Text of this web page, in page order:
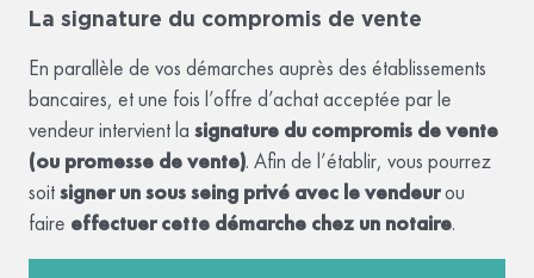
La signature du compromis de vente
En parallèle de vos démarches auprès des établissements
bancaires, et une fois l’offre d’achat acceptée par le
vendeur intervient la signature du compromis de vente
(ou promesse de vente). Afin de l’établir, vous pourrez
soitsigner un sous seing privé avec le vendeurou
faire effectuer cette démarche chez un notaire.